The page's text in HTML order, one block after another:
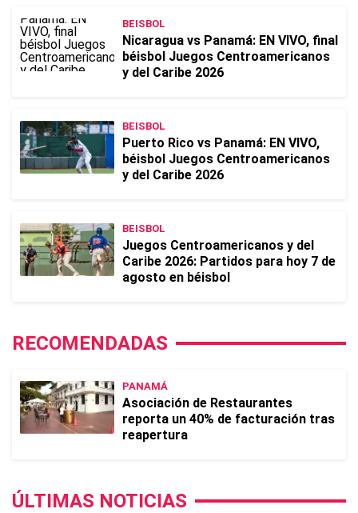
BEISBOL
Nicaragua vs Panamá: EN VIVO, final
béisbol Juegos Centroamericanos
y del Caribe 2026
BEISBOL
Puerto Rico vs Panamá: EN VIVO,
béisbol Juegos Centroamericanos
y del Caribe 2026
BEISBOL
Juegos Centroamericanos y del
Caribe 2026: Partidos para hoy 7 de
agosto en béisbol
RECOMENDADAS
PANAMÁ
Asociación de Restaurantes
reporta un 40% de facturación tras
reapertura
ÚLTIMAS NOTICIAS